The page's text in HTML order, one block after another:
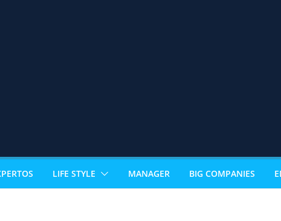
LIFE STYLE MANAGER BIG COMPANIES